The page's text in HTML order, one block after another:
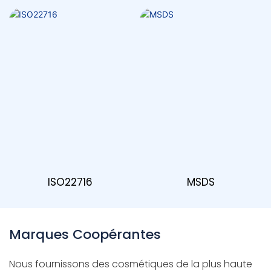
ISO22716 MSDS
Marques Coopérantes
Nous fournissons des cosmétiques de la plus haute